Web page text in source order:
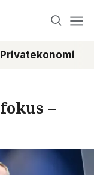
Privatekonomi
–